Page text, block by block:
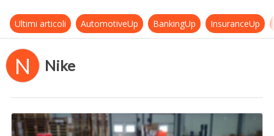
Ultimi articoli AutomotiveUp BankingUp InsuranceUp
N Nike